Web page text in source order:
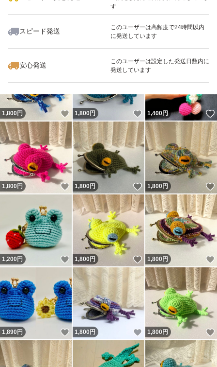
す
スピード発送
このユーザーは高頻度で24時間以内
に発送しています
安心発送
このユーザーは設定した発送日数内に
発送しています
いいね！
1,300
1,800円 いいね！
1,800円 いいね！
1,400円
1,800円 いいね！
1,800円 いいね！
1,800円
1,200円 いいね！
1,800円 いいね！
1,800円
1,890円 いいね！
1,800 円 いいね！
1,800円